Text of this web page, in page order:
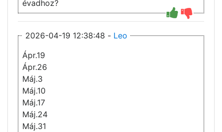
évadhoz?
2026-04-19 12:38:48 - Leo
Ápr.19
Ápr.26
Máj.3
Máj.10
Máj.17
Máj.24
Máj.31